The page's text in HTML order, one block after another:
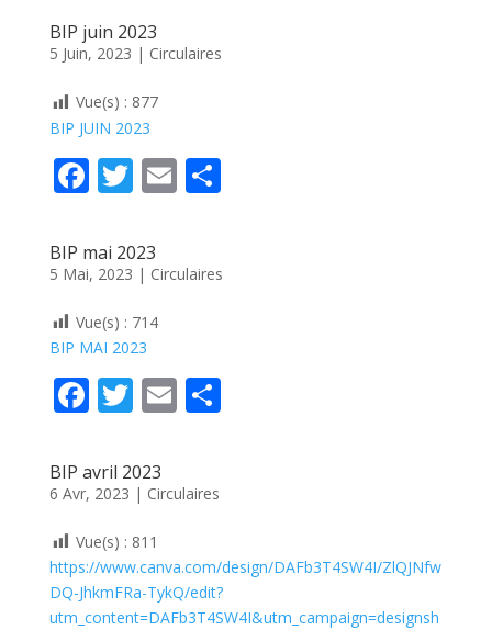
e
b
o
o
k
itt
er l g
BIP juin 2023
5 Juin, 2023 | Circulaires
Vue(s) : 877
BIP JUIN 2023
F
ac
e
b
o
o
k
T
w
itt
er
E
m
l
P
g
BIP mai 2023
5 Mai, 2023 | Circulaires
Vue(s) : 714
BIP MAI 2023
F
e
b
o
o
k
T
itt
er
E
l
P
BIP avril 2023
6 Avr, 2023 | Circulaires
Vue(s) : 811
https://www.canva.com/design/DAFb3T4SW4I/ZlQJNfw
DQ-JhkmFRa-TykQ/edit?
utm_content=DAFb3T4SW4I&utm_campaign=designsh